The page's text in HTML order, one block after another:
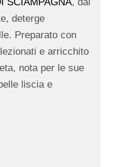
deterge
Preparato con
e arricchito
nota per le sue
liscia e